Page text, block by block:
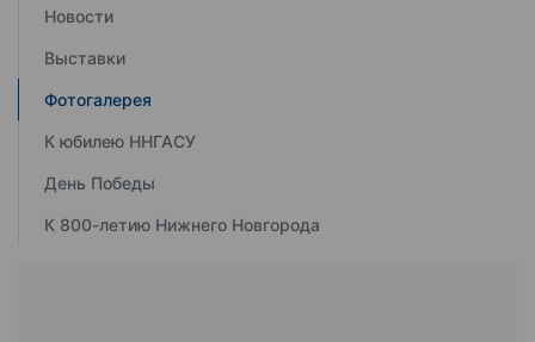
Новости
Выставки
Фотогалерея
К юбилею ННГАСУ
День Победы
К 800-летию Нижнего Новгорода